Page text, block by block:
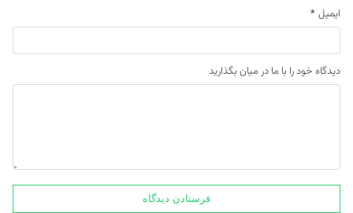
ایمیل *
دیدگاه خود را با ما در میان بگذارید